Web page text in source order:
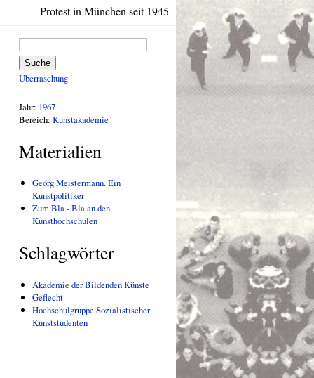
Protest in München seit 1945
Suche
Überraschung
Jahr: 1967
Bereich: Kunstakademie
Materialien
Georg Meistermann. Ein
Kunstpolitiker
Zum Bla - Bla an den
Kunsthochschulen
Schlagwörter
Akademie der Bildenden Künste
Geflecht
Hochschulgruppe Sozialistischer
Kunststudenten